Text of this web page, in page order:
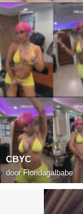
CBYC
door Floridagalbabe